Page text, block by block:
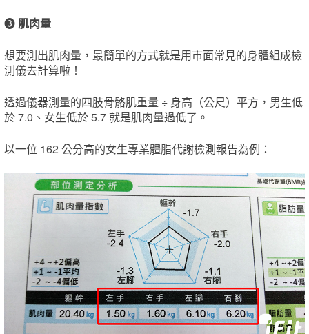
❸ 肌肉量
想要測出肌肉量，最簡單的方式就是用市面常見的身體組成檢
測儀去計算啦！
透過儀器測量的四肢骨骼肌重量 ÷ 身高（公尺）平方，男生低
於 7.0、女生低於 5.7 就是肌肉量過低了。
以一位 162 公分高的女生專業體脂代謝檢測報告為例：